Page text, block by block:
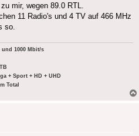
mir, wegen 89.0 RTL.
11 Radio's und 4 TV auf 466 MHz
so.
und 1000 Mbit/s
+ Sport + HD + UHD
Total